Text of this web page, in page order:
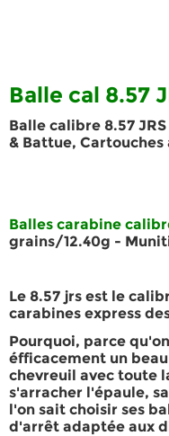
Balle cal 8.57
Balle calibre 8.57
& Battue,
Balles carabine
grains/12.40g -
Le 8.57 jrs est le
carabines express
Pourquoi, parce
éfficacement un
chevreuil avec toute
s'arracher l'épaule,
l'on sait choisir ses
d'arrêt adaptée aux